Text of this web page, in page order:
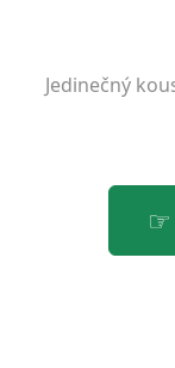
Jedinečný